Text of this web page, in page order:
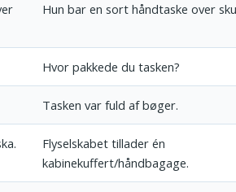
Hun bar en sort håndtaske over
Hvor pakkede du tasken?
Tasken var fuld af bøger.
Flyselskabet tillader én
kabinekuffert/håndbagage.